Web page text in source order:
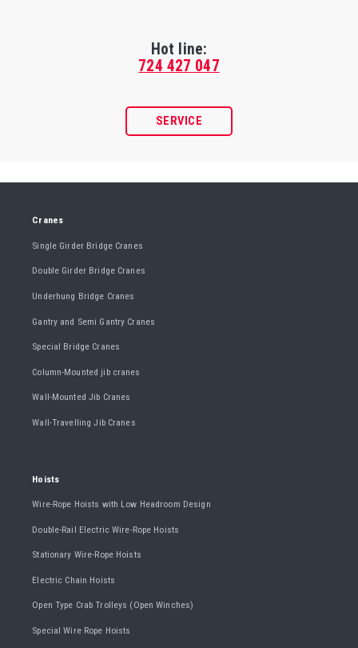
Hot line:
724 427 047
SERVICE
Cranes
Single Girder Bridge Cranes
Double Girder Bridge Cranes
Underhung Bridge Cranes
Gantry and Semi Gantry Cranes
Special Bridge Cranes
Column-Mounted jib cranes
Wall-Mounted Jib Cranes
Wall-Travelling Jib Cranes
Hoists
Wire-Rope Hoists with Low Headroom Design
Double-Rail Electric Wire-Rope Hoists
Stationary Wire-Rope Hoists
Electric Chain Hoists
Open Type Crab Trolleys (Open Winches)
Special Wire Rope Hoists